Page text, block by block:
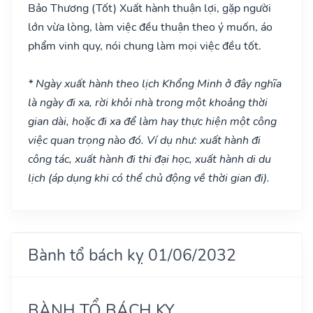
Bảo Thương (Tốt) Xuất hành thuận lợi, gặp người
lớn vừa lòng, làm việc đều thuận theo ý muốn, áo
phẩm vinh quy, nói chung làm mọi việc đều tốt.
* Ngày xuất hành theo lịch Khổng Minh ở đây nghĩa
là ngày đi xa, rời khỏi nhà trong một khoảng thời
gian dài, hoặc đi xa để làm hay thực hiện một công
việc quan trọng nào đó. Ví dụ như: xuất hành đi
công tác, xuất hành đi thi đại học, xuất hành di du
lịch (áp dụng khi có thể chủ động về thời gian đi).
Bành tổ bách kỵ 01/06/2032